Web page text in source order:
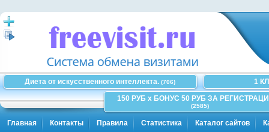
Диета от искусственного интеллекта. (706)
1
150 РУБ x БОНУС 50 РУБ ЗА
(2585)
Главная Контакты Правила Статистика Каталог сайтов